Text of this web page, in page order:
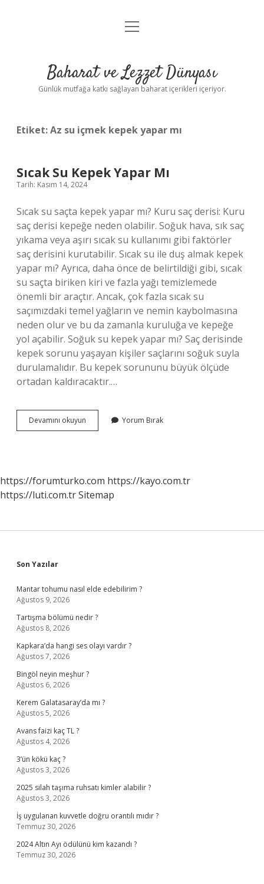
Anasayfa
Yasal Uyarı
menüyü
Baharat ve Lezzet Dünyası
Günlük mutfağa katkı sağlayan baharat içerikleri içeriyor.
Etiket:Az su içmek kepek yapar mı
Sıcak Su Kepek Yapar Mı
Tarih: Kasım 14, 2024
Sıcak su saçta kepek yapar mı? Kuru saç derisi: Kuru
saç derisi kepeğe neden olabilir. Soğuk hava, sık saç
yıkama veya aşırı sıcak su kullanımı gibi faktörler
saç derisini kurutabilir. Sıcak su ile duş almak kepek
yapar mı? Ayrıca, daha önce de belirtildiği gibi, sıcak
su saçta biriken kiri ve fazla yağı temizlemede
önemli bir araçtır. Ancak, çok fazla sıcak su
saçımızdaki temel yağların ve nemin kaybolmasına
neden olur ve bu da zamanla kuruluğa ve kepeğe
yol açabilir. Soğuk su kepek yapar mı? Saç derisinde
kepek sorunu yaşayan kişiler saçlarını soğuk suyla
durulamalıdır. Bu kepek sorununu büyük ölçüde
ortadan kaldıracaktır.…
Devamını okuyun
Su
Yorum Bırak
https://forumturko.com https://kayo.com.tr
https://luti.com.trSitemap
Sidebar
Son Yazılar
Mantar tohumu nasıl elde edebilirim ?
Ağustos 9, 2026
Tartışma bölümü nedir ?
Ağustos 8, 2026
Kapkara’da hangi ses olayı vardır ?
Ağustos 7, 2026
Bingöl neyin meşhur ?
Ağustos 6, 2026
Kerem Galatasaray’da mı ?
Ağustos 5, 2026
Avans faizi kaç TL ?
Ağustos 4, 2026
3’ün kökü kaç ?
Ağustos 3, 2026
2025 silah taşıma ruhsatı kimler alabilir ?
Ağustos 3, 2026
İş uygulanan kuvvetle doğru orantılı mıdır ?
Temmuz 30, 2026
2024 Altın Ayı ödülünü kim kazandı ?
Temmuz 30, 2026